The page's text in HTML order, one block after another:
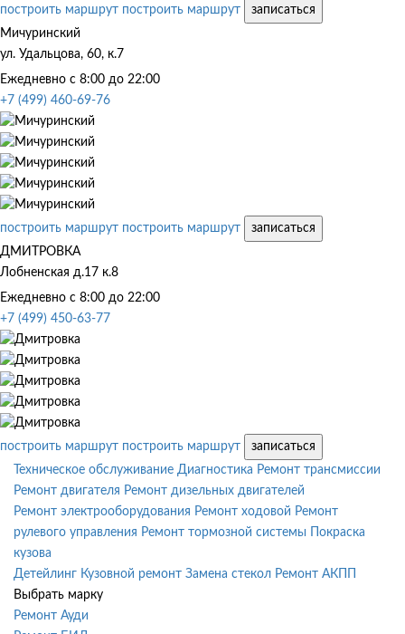
построить маршрут построить маршрут
записаться
Мичуринский
ул. Удальцова, 60, к.7
Ежедневно с 8:00 до 22:00
+7 (499) 460-69-76
построить маршрут построить маршрут
записаться
ДМИТРОВКА
Лобненская д.17 к.8
Ежедневно с 8:00 до 22:00
+7 (499) 450-63-77
построить маршрут построить маршрут
записаться
Техническое обслуживание Диагностика Ремонт трансмиссии
Ремонт двигателя Ремонт дизельных двигателей
Ремонт электрооборудования Ремонт ходовой Ремонт
рулевого управления Ремонт тормозной системы
Покраска
кузова
Детейлинг Кузовной ремонт Замена стекол Ремонт АКПП
Выбрать марку
Ремонт Ауди